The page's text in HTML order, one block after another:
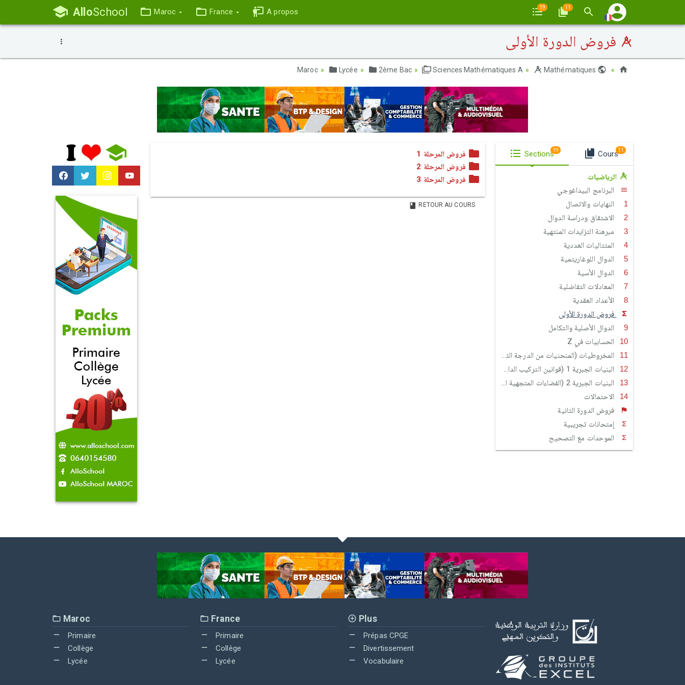
AlloSchool Maroc France A propos 19 11
فروض الدورة الأولى
Lycée 2ème Bac Sciences Mathématiques A Mathématiques
فروض المرحلة 1
فروض المرحلة 2
فروض المرحلة 3
RETOUR AU COURS
Sections19 Cours11
الرياضيات
البرنامج البيداغوجي
النهايات والاتصال
الاشتقاق ودراسة الدوال
مبرهنة التزايدات المنتهية
المتتاليات العددية
الدوال اللوغاريتمية
الدوال الأسية
المعادلات التفاضلية
الأعداد العقدية
فروض الدورة الأولى
الدوال الأصلية والتكامل
الحسابيات في Z
المخروطيات (المنحنيات من الدرجة الثانية)
البنيات الجبرية 1 (قوانين التركيب الداخلي (الزمرة - الحلقة - الجسم))
البنيات الجبرية 2 (الفضاءات المتجهية الحقيقية)
الاحتمالات
فروض الدورة الثانية
إمتحانات تجريبية
الموحدات مع التصحيح
Maroc
Primaire
Collège
Lycée
France
Primaire
Collège
Lycée
Plus
Prépas CPGE
Divertissement
Vocabulaire